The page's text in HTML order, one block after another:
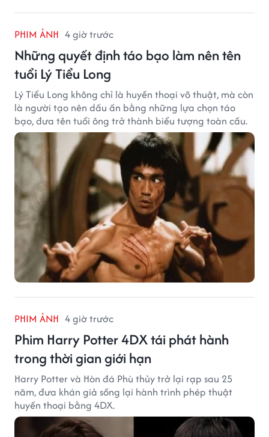
PHIM ẢNH 4 giờ trước
Những quyết định táo bạo làm nên tên
tuổi Lý Tiểu Long
Lý Tiểu Long không chỉ là huyền thoại võ thuật, mà còn
là người tạo nên dấu ấn bằng những lựa chọn táo
bạo, đưa tên tuổi ông trở thành biểu tượng toàn cầu.
PHIM ẢNH 4 giờ trước
Phim Harry Potter 4DX tái phát hành
trong thời gian giới hạn
Harry Potter và Hòn đá Phù thủy trở lại rạp sau 25
năm, đưa khán giả sống lại hành trình phép thuật
huyền thoại bằng 4DX.